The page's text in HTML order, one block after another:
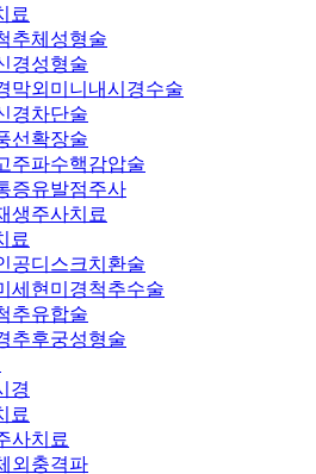
료
추체성형술
경성형술
막외미니내시경수술
경차단술
선확장술
주파수핵감압술
증유발점주사
생주사치료
료
공디스크치환술
세현미경척추수술
추유합술
추후궁성형술
경
료
사치료
외충격파